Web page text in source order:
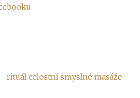
rituál celostní smyslné masáže